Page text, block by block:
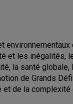
et les inégalités,
la santé globale,
de Grands
et de la